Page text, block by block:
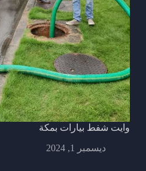
وايت شفط بيارات بمكة
ديسمبر 1, 2024